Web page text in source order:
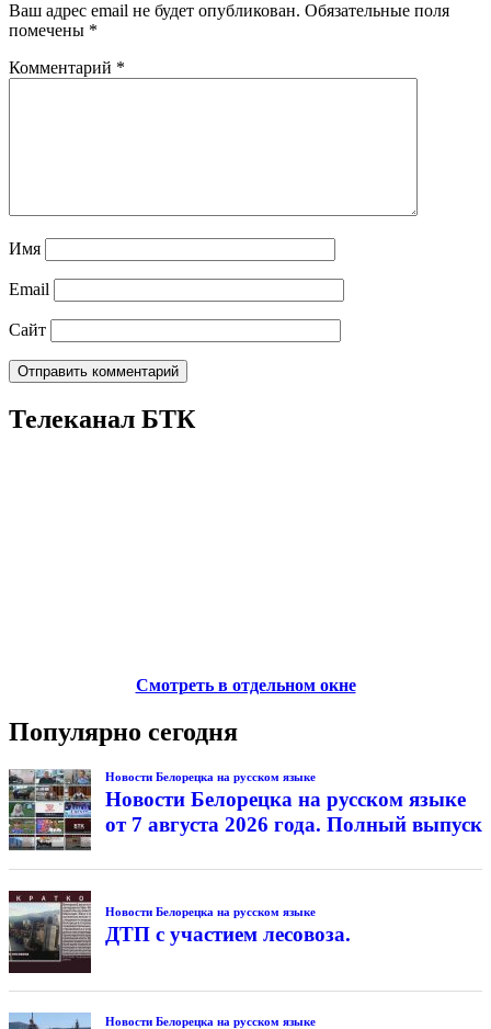
Ваш адрес email не будет опубликован. Обязательные поля
помечены *
Комментарий *
Имя
Email
Сайт
Телеканал БТК
Смотреть в отдельном окне
Популярно сегодня
Новости Белорецка на русском языке
Новости Белорецка на русском языке
от 7 августа 2026 года. Полный выпуск
Новости Белорецка на русском языке
ДТП с участием лесовоза.
Новости Белорецка на русском языке